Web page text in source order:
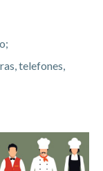
telefones,